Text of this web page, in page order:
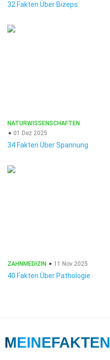
32 Fakten Über Bizeps
NATURWISSENSCHAFTEN
01 Dez 2025
34 Fakten Über Spannung
ZAHNMEDIZIN 11 Nov 2025
40 Fakten Über Pathologie
MEINEFAKTEN